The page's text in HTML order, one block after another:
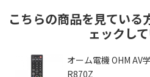
こちらの商品を見ている
ェックし
オーム電機 OHM AV
R870Z